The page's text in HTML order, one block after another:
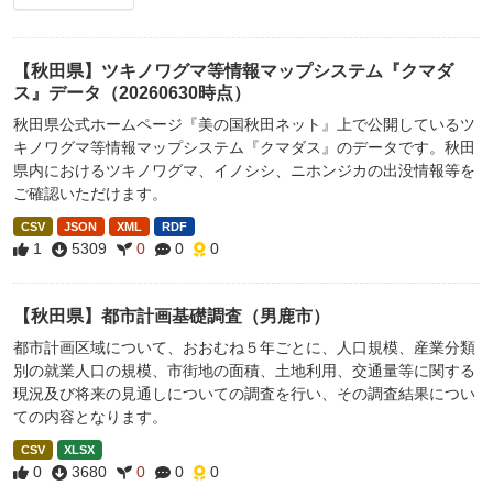
【秋田県】ツキノワグマ等情報マップシステム『クマダ
ス』データ（20260630時点）
秋田県公式ホームページ『美の国秋田ネット』上で公開しているツ
キノワグマ等情報マップシステム『クマダス』のデータです。秋田
県内におけるツキノワグマ、イノシシ、ニホンジカの出没情報等を
ご確認いただけます。
CSV JSON XML RDF
1 5309 0 0 0
【秋田県】都市計画基礎調査（男鹿市）
都市計画区域について、おおむね５年ごとに、人口規模、産業分類
別の就業人口の規模、市街地の面積、土地利用、交通量等に関する
現況及び将来の見通しについての調査を行い、その調査結果につい
ての内容となります。
CSV XLSX
0 3680 0 0 0